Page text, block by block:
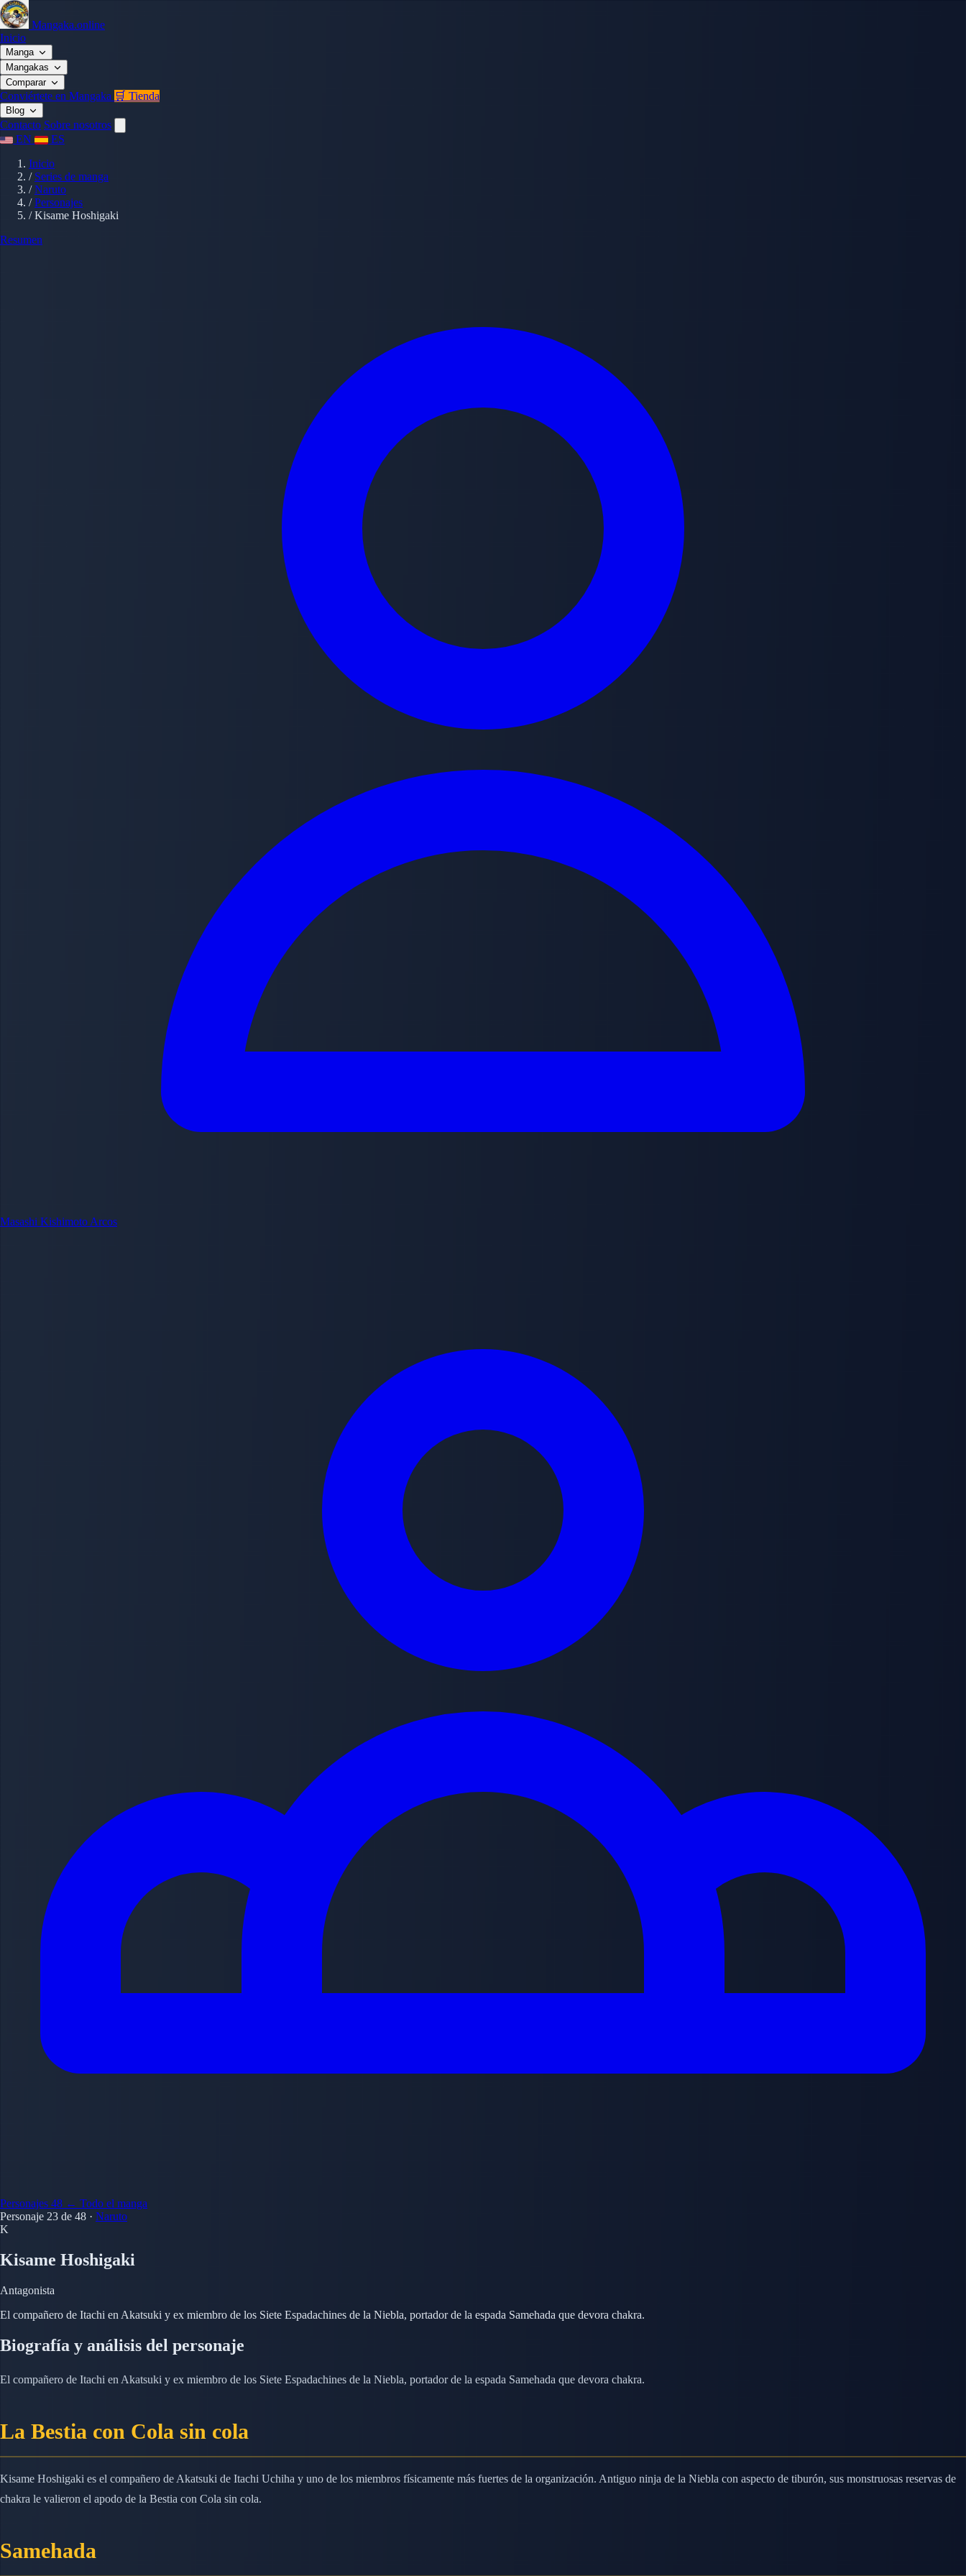
Mangaka.online
Inicio
Manga
Mangakas
Comparar
Conviértete en Mangaka 🛒 Tienda
Blog
Contacto Sobre nosotros
EN
ES
Inicio
/ Series de manga
/ Naruto
/ Personajes
/ Kisame Hoshigaki
Resumen
Masashi Kishimoto Arcos
Personajes 48 ← Todo el manga
Personaje 23 de 48 · Naruto
K
Kisame Hoshigaki
Antagonista
El compañero de Itachi en Akatsuki y ex miembro de los Siete Espadachines de la Niebla, portador de la espada Samehada que devora chakra.
Biografía y análisis del personaje
El compañero de Itachi en Akatsuki y ex miembro de los Siete Espadachines de la Niebla, portador de la espada Samehada que devora chakra.
La Bestia con Cola sin cola
Kisame Hoshigaki es el compañero de Akatsuki de Itachi Uchiha y uno de los miembros físicamente más fuertes de la organización. Antiguo ninja de la Niebla con aspecto de tiburón, sus monstruosas reservas de
chakra le valieron el apodo de la Bestia con Cola sin cola.
Samehada